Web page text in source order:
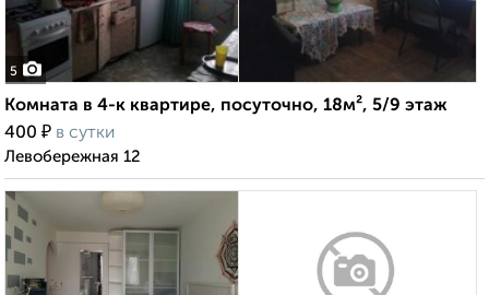
5
Комната в 4-к квартире, посуточно, 18м², 5/9 этаж
400 ₽ в сутки
Левобережная 12